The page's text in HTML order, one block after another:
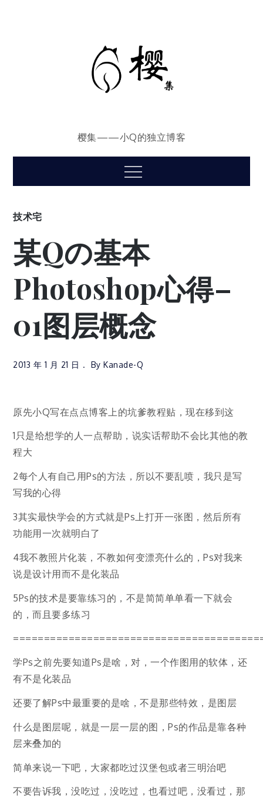
樱集——小Q的独立博客
Menu
技术宅
某Qの基本
Photoshop心得–
01图层概念
2013 年 1 月 21 日 ByKanade-Q
原先小Q写在点点博客上的坑爹教程贴，现在移到这
1只是给想学的人一点帮助，说实话帮助不会比其他的教
程大
2每个人有自己用Ps的方法，所以不要乱喷，我只是写
写我的心得
3其实最快学会的方式就是Ps上打开一张图，然后所有
功能用一次就明白了
4我不教照片化装，不教如何变漂亮什么的，Ps对我来
说是设计用而不是化装品
5Ps的技术是要靠练习的，不是简简单单看一下就会
的，而且要多练习
学Ps之前先要知道Ps是啥，对，一个作图用的软体，还
有不是化装品
还要了解Ps中最重要的是啥，不是那些特效，是图层
什么是图层呢，就是一层一层的图，Ps的作品是靠各种
层来叠加的
简单来说一下吧，大家都吃过汉堡包或者三明治吧
不要告诉我，没吃过，没吃过，也看过吧，没看过，那